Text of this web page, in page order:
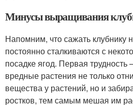
Минусы выращивания
Напомним, что сажать клубнику
постоянно сталкиваются с
посадке ягод. Первая трудность
вредные растения не только
вещества у растений, но и
ростков, тем самым мешая им